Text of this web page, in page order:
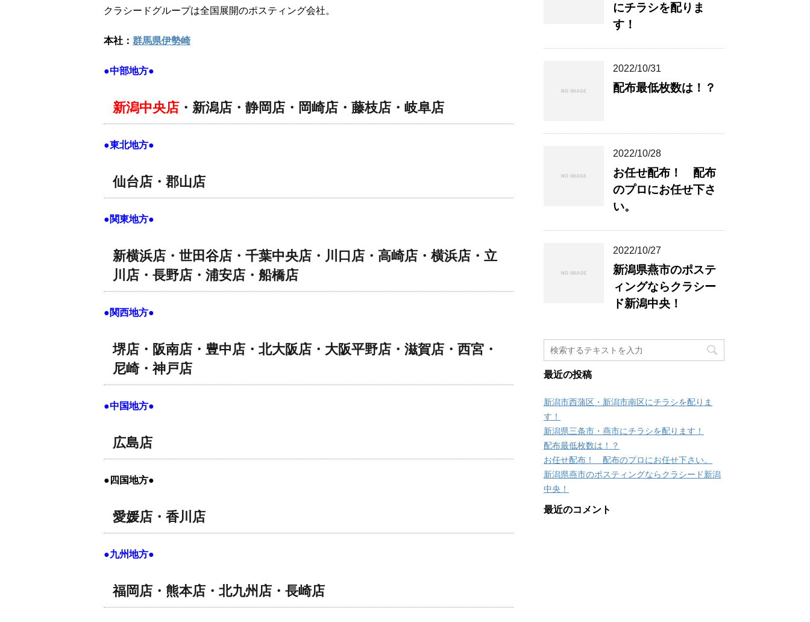
クラシードグループは全国展開のポスティング会社。
本社： 群馬県伊勢崎
●中部地方●
新潟中央店 ・新潟店・静岡店・岡崎店・藤枝店・岐阜店
●東北地方●
仙台店・郡山店
●関東地方●
新横浜店・世田谷店・千葉中央店・川口店・高崎店・横浜店・立
川店・長野店・浦安店・船橋店
●関西地方●
堺店・阪南店・豊中店・北大阪店・大阪平野店・滋賀店・西宮・
尼崎・神戸店
●中国地方●
広島店
●四国地方●
愛媛店・香川店
●九州地方●
福岡店・熊本店・北九州店・長崎店
にチラシを配りま
す！
2022/10/31
配布最低枚数は！？
2022/10/28
お任せ配布！ 配布
のプロにお任せ下さ
い。
2022/10/27
新潟県燕市のポステ
ィングならクラシー
ド新潟中央！
最近の投稿
新潟市西蒲区・新潟市南区にチラシを配りま
す！
新潟県三条市・燕市にチラシを配ります！
配布最低枚数は！？
お任せ配布！ 配布のプロにお任せ下さい。
新潟県燕市のポスティングならクラシード新潟
中央！
最近のコメント